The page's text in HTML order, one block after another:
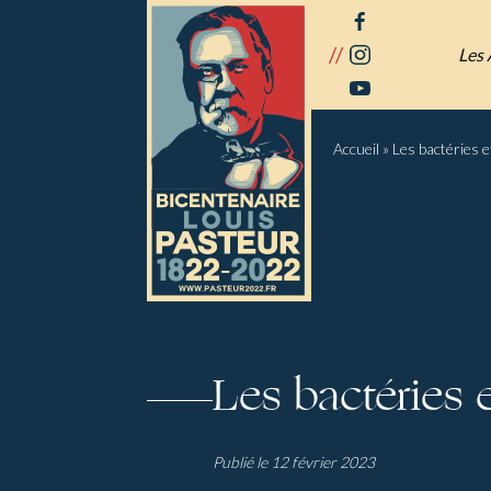
//
facebook
instagram
youtube
Les
Accueil » Les bactéries
Les bactéries
Publié le 12 février 2023
Panneau de gestion des cookies